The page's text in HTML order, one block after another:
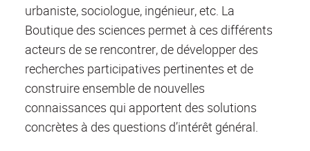
urbaniste, sociologue, ingénieur, etc. La
Boutique des sciences permet à ces différents
acteurs de se rencontrer, de développer des
recherches participatives pertinentes et de
construire ensemble de nouvelles
connaissances qui apportent des solutions
concrètes à des questions d’intérêt général.